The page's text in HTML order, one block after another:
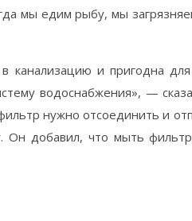
мы едим рыбу, мы
и пригодна для
водоснабжения», —
нужно отсоединить и
Он добавил, что мыть